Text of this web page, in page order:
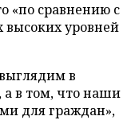
«по сравнению с
высоких уровней
в
а в том, что наши
для граждан»,